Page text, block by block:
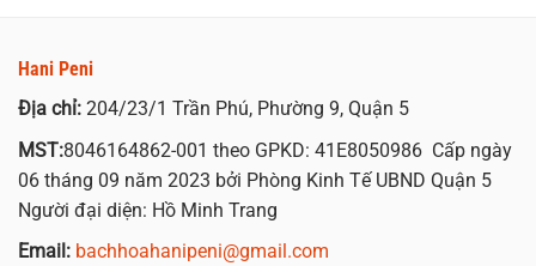
Hani Peni
Địa chỉ: 204/23/1 Trần Phú, Phường 9, Quận 5
MST:8046164862-001 theo GPKD: 41E8050986 Cấp ngày
06 tháng 09 năm 2023 bởi Phòng Kinh Tế UBND Quận 5
Người đại diện: Hồ Minh Trang
Email: bachhoahanipeni@gmail.com